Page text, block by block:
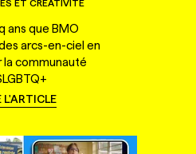
ET CRÉATIVITÉ
ans que BMO
arcs-en-ciel en
la communauté
L'ARTICLE